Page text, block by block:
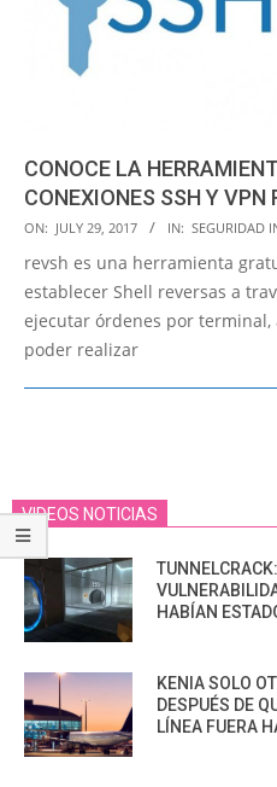
CONOCE LA
CONEXIONES SSH Y VPN
2017-
07-
29
ON: JULY 29, 2017 IN: SEGURIDAD
revsh es una herramienta
establecer Shell reversas a
ejecutar órdenes por terminal,
poder realizar
VIDEOS NOTICIAS
HABÍAN
KENIA SOLO
DESPUÉS DE
LÍNEA FUERA